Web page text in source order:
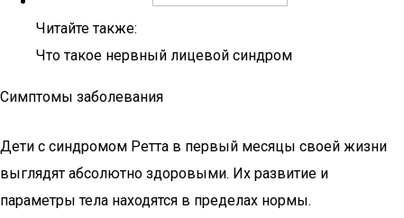
Читайте также:
Что такое нервный лицевой синдром
Симптомы заболевания
Дети с синдромом Ретта в первый месяцы своей жизни
выглядят абсолютно здоровыми. Их развитие и
параметры тела находятся в пределах нормы.